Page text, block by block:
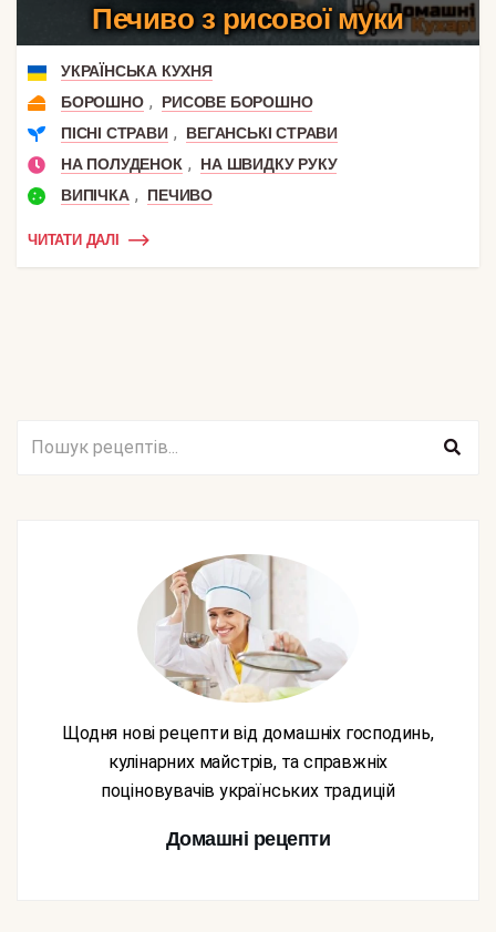
Печиво з рисової муки
УКРАЇНСЬКА КУХНЯ
БОРОШНО ,
РИСОВЕ БОРОШНО
ПІСНІ СТРАВИ ,
ВЕГАНСЬКІ СТРАВИ
НА ПОЛУДЕНОК ,
НА ШВИДКУ РУКУ
ВИПІЧКА , ПЕЧИВО
ЧИТАТИ ДАЛІ
Щодня нові рецепти від домашніх господинь,
кулінарних майстрів, та справжніх
поціновувачів українських традицій
Домашні рецепти